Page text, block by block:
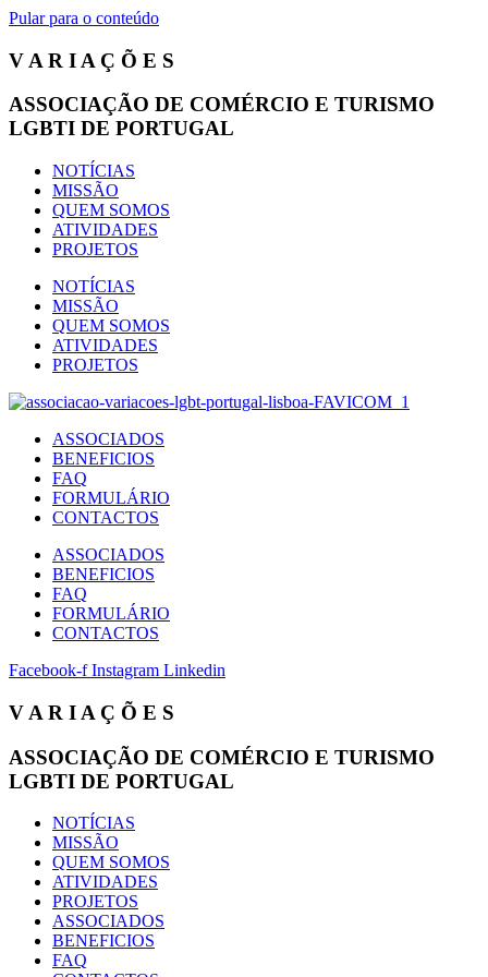
Pular para o conteúdo
V A R I A Ç Õ E S
ASSOCIAÇÃO DE COMÉRCIO E TURISMO
LGBTI DE PORTUGAL
NOTÍCIAS
MISSÃO
QUEM SOMOS
ATIVIDADES
PROJETOS
NOTÍCIAS
MISSÃO
QUEM SOMOS
ATIVIDADES
PROJETOS
ASSOCIADOS
BENEFICIOS
FAQ
FORMULÁRIO
CONTACTOS
ASSOCIADOS
BENEFICIOS
FAQ
FORMULÁRIO
CONTACTOS
Facebook-f Instagram Linkedin
V A R I A Ç Õ E S
ASSOCIAÇÃO DE COMÉRCIO E TURISMO
LGBTI DE PORTUGAL
NOTÍCIAS
MISSÃO
QUEM SOMOS
ATIVIDADES
PROJETOS
ASSOCIADOS
BENEFICIOS
FAQ